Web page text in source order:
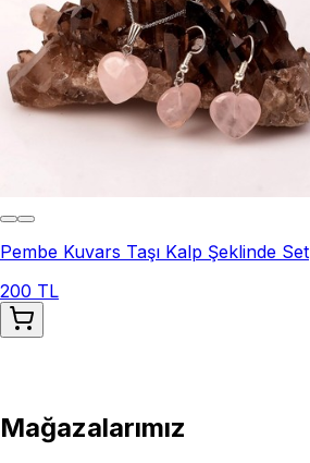
Pembe Kuvars Taşı Kalp Şeklinde Set
200 TL
Mağazalarımız